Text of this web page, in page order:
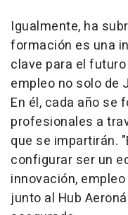
Igualmente, ha
formación es una
clave para el
empleo no solo de
En él, cada año se
profesionales a
que se impartirán.
configurar ser un
innovación,
junto al Hub